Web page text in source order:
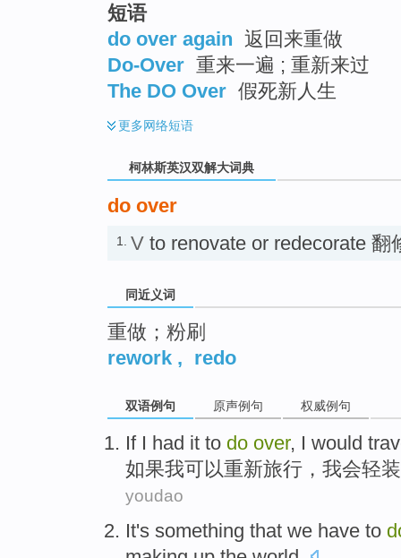
短语
do over again 返回来重做
Do-Over 重来一遍 ; 重新来过
The DO Over 假死新人生
更多网络短语
柯林斯英汉双解大词典
do over
1. V to renovate or redecorate
同近义词
重做；粉刷
rework , redo
双语例句 原声例句 权威例句
If I had it to do over, I would
如果我可以重新旅行 ， 我会轻装
youdao
It's something that we have to